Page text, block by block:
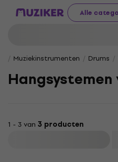
Alle
Muziekinstrumenten Drums
1 - 3 van 3 producten